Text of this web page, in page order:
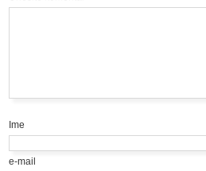
Ime
e-mail